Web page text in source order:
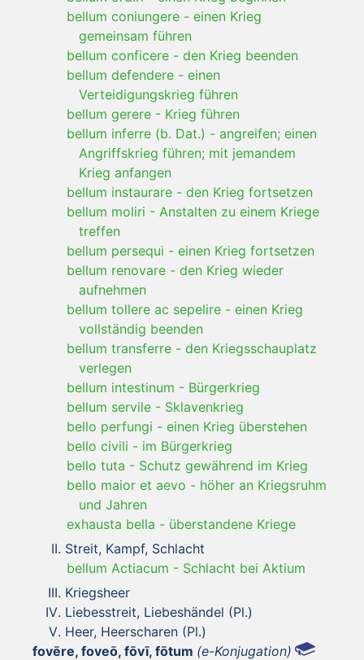
bellum coniungere - einen Krieg
gemeinsam führen
bellum conficere - den Krieg beenden
bellum defendere - einen
Verteidigungskrieg führen
bellum gerere - Krieg führen
bellum inferre (b. Dat.) - angreifen; einen
Angriffskrieg führen; mit jemandem
Krieg anfangen
bellum instaurare - den Krieg fortsetzen
bellum moliri - Anstalten zu einem Kriege
treffen
bellum persequi - einen Krieg fortsetzen
bellum renovare - den Krieg wieder
aufnehmen
bellum tollere ac sepelire - einen Krieg
vollständig beenden
bellum transferre - den Kriegsschauplatz
verlegen
bellum intestinum - Bürgerkrieg
bellum servile - Sklavenkrieg
bello perfungi - einen Krieg überstehen
bello civili - im Bürgerkrieg
bello tuta - Schutz gewährend im Krieg
bello maior et aevo - höher an Kriegsruhm
und Jahren
exhausta bella - überstandene Kriege
Streit, Kampf, Schlacht
bellum Actiacum - Schlacht bei Aktium
Kriegsheer
Liebesstreit, Liebeshändel (Pl.)
Heer, Heerscharen (Pl.)
fovēre, foveō, fōvī, fōtum (e-Konjugation)